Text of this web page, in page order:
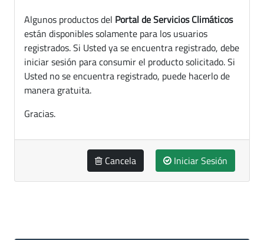
Algunos productos del Portal de Servicios Climáticos
están disponibles solamente para los usuarios
registrados. Si Usted ya se encuentra registrado, debe
iniciar sesión para consumir el producto solicitado. Si
Usted no se encuentra registrado, puede hacerlo de
manera gratuita.
Gracias.
Cancela Iniciar Sesión